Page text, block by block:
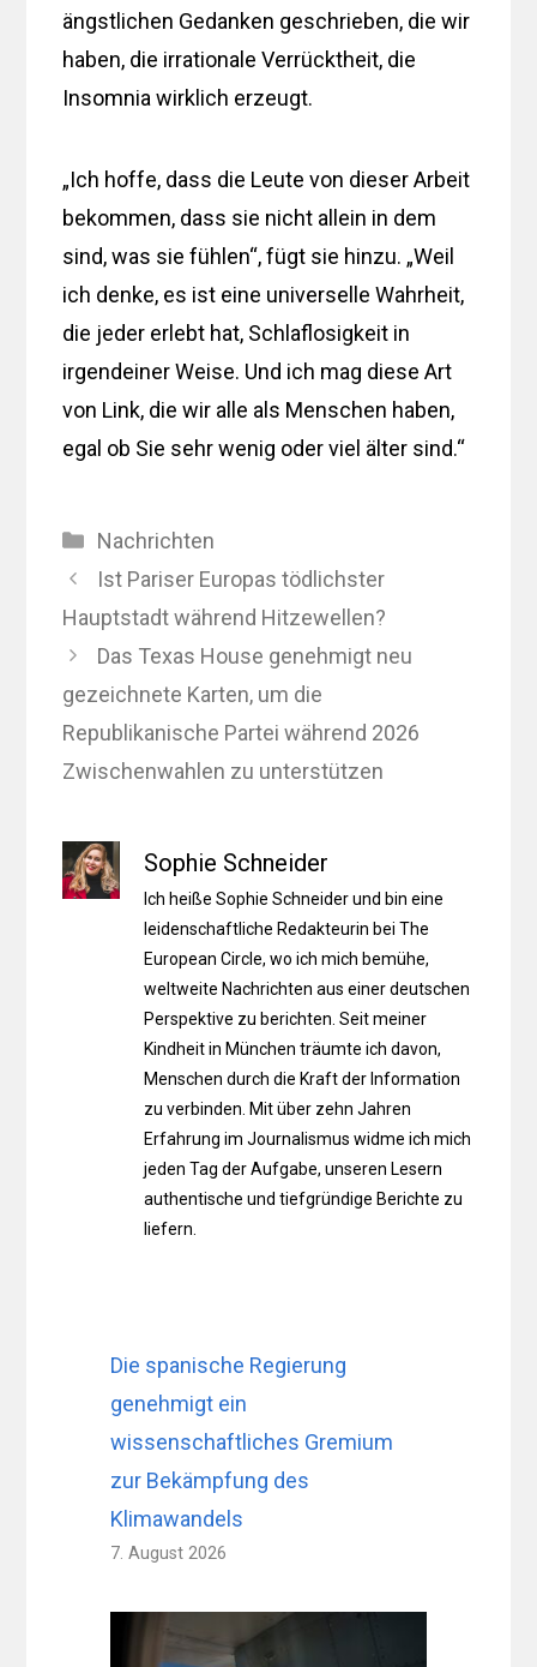
ängstlichen Gedanken geschrieben, die wir
haben, die irrationale Verrücktheit, die
Insomnia wirklich erzeugt.
„Ich hoffe, dass die Leute von dieser Arbeit
bekommen, dass sie nicht allein in dem
sind, was sie fühlen“, fügt sie hinzu. „Weil
ich denke, es ist eine universelle Wahrheit,
die jeder erlebt hat, Schlaflosigkeit in
irgendeiner Weise. Und ich mag diese Art
von Link, die wir alle als Menschen haben,
egal ob Sie sehr wenig oder viel älter sind.“
Kategorien
Nachrichten
Ist Pariser Europas tödlichster
Hauptstadt während Hitzewellen?
Das Texas House genehmigt neu
gezeichnete Karten, um die
Republikanische Partei während 2026
Zwischenwahlen zu unterstützen
Sophie Schneider
Ich heiße Sophie Schneider und bin eine
leidenschaftliche Redakteurin bei The
European Circle, wo ich mich bemühe,
weltweite Nachrichten aus einer deutschen
Perspektive zu berichten. Seit meiner
Kindheit in München träumte ich davon,
Menschen durch die Kraft der Information
zu verbinden. Mit über zehn Jahren
Erfahrung im Journalismus widme ich mich
jeden Tag der Aufgabe, unseren Lesern
authentische und tiefgründige Berichte zu
liefern.
Die spanische Regierung
genehmigt ein
wissenschaftliches Gremium
zur Bekämpfung des
Klimawandels
7. August 2026